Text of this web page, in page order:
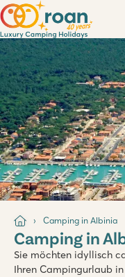
Camping in Albinia
Camping in
Sie möchten idyllisch
Ihren Campingurlaub